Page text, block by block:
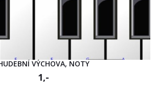
VÝCHOVA, NOTY
1,-